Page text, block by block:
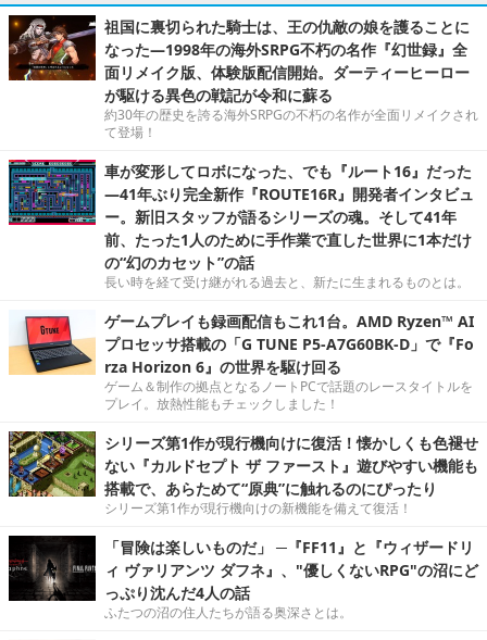
祖国に裏切られた騎士は、王の仇敵の娘を護ることに
なった―1998年の海外SRPG不朽の名作『幻世録』全
面リメイク版、体験版配信開始。ダーティーヒーロー
が駆ける異色の戦記が令和に蘇る
約30年の歴史を誇る海外SRPGの不朽の名作が全面リメイクされ
て登場！
車が変形してロボになった、でも『ルート16』だった
―41年ぶり完全新作『ROUTE16R』開発者インタビュ
ー。新旧スタッフが語るシリーズの魂。そして41年
前、たった1人のために手作業で直した世界に1本だけ
の“幻のカセット”の話
長い時を経て受け継がれる過去と、新たに生まれるものとは。
ゲームプレイも録画配信もこれ1台。AMD Ryzen™ AI
プロセッサ搭載の「G TUNE P5-A7G60BK-D」で『Fo
rza Horizon 6』の世界を駆け回る
ゲーム＆制作の拠点となるノートPCで話題のレースタイトルを
プレイ。放熱性能もチェックしました！
シリーズ第1作が現行機向けに復活！懐かしくも色褪せ
ない『カルドセプト ザ ファースト』遊びやすい機能も
搭載で、あらためて“原典”に触れるのにぴったり
シリーズ第1作が現行機向けの新機能を備えて復活！
「冒険は楽しいものだ」 ─『FF11』と『ウィザードリ
ィ ヴァリアンツ ダフネ』、"優しくないRPG"の沼にど
っぷり沈んだ4人の話
ふたつの沼の住人たちが語る奥深さとは。